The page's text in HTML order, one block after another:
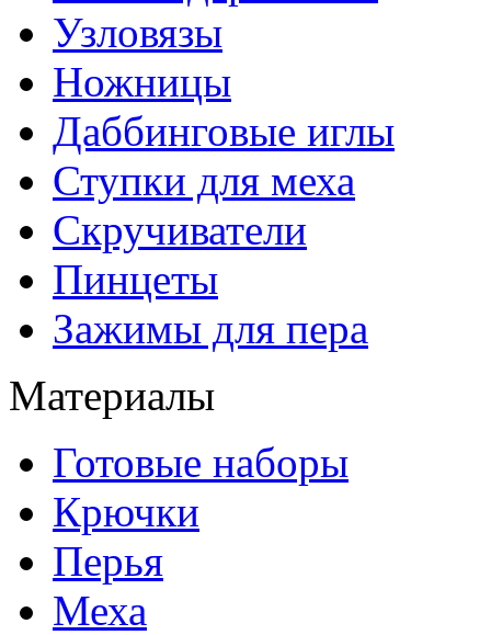
Узловязы
Ножницы
Даббинговые иглы
Ступки для меха
Скручиватели
Пинцеты
Зажимы для пера
Материалы
Готовые наборы
Крючки
Перья
Меха